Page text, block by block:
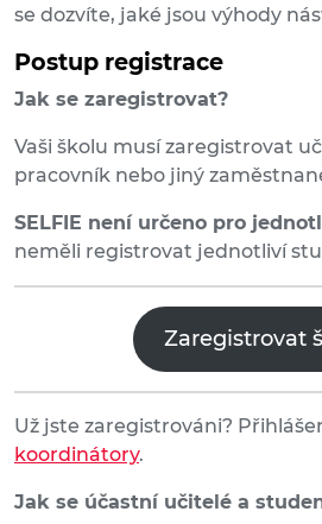
se dozvíte, jaké jsou výhody
Postup registrace
Jak se zaregistrovat?
Vaši školu musí zaregistrovat
pracovník nebo jiný
SELFIE není určeno pro
neměli registrovat jednotliví
Zaregistrovat
Už jste zaregistrováni?
koordinátory.
Jak se účastní učitelé a